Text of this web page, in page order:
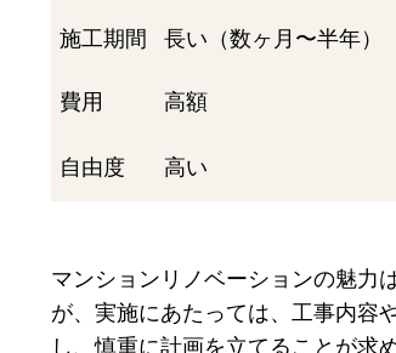
施工期間 長い（数ヶ月〜半年）
費用 高額
自由度 高い
マンションリノベーションの魅力
が、実施にあたっては、工事内容
し、慎重に計画を立てることが求